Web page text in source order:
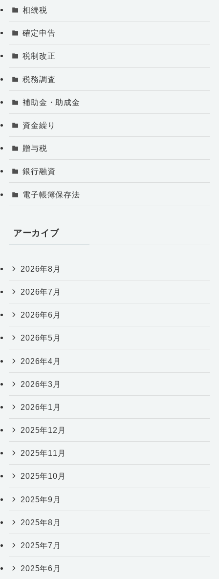
相続税
確定申告
税制改正
税務調査
補助金・助成金
資金繰り
贈与税
銀行融資
電子帳簿保存法
アーカイブ
2026年8月
2026年7月
2026年6月
2026年5月
2026年4月
2026年3月
2026年1月
2025年12月
2025年11月
2025年10月
2025年9月
2025年8月
2025年7月
2025年6月